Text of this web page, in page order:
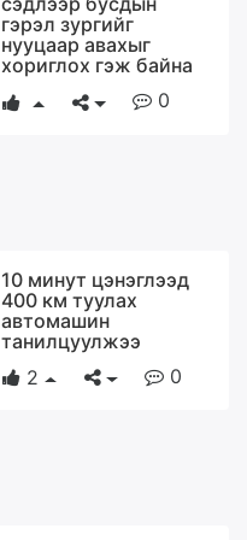
гэрэл зургийг
нууцаар авахыг
хориглох гэж байна
0
10 минут цэнэглээд
400 км туулах
автомашин
танилцуулжээ
2
0